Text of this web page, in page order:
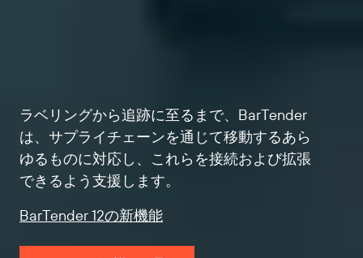
ラベリングから追跡に至るまで、BarTender
は、サプライチェーンを通じて移動するあら
ゆるものに対応し、これらを接続および拡張
できるよう支援します。
BarTender 12の新機能